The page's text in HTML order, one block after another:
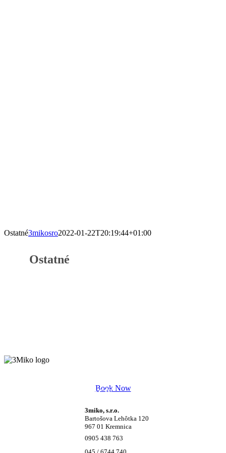
Ostatné3mikosro2022-01-22T20:19:44+01:00
Ostatné
Book Now
KONTAKTNÉ INFORMÁCIE
3miko, s.r.o.
Bartošova Lehôtka 120
967 01 Kremnica
0905 438 763